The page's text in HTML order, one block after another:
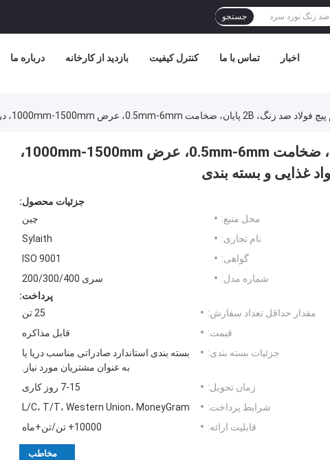
جستجو
درباره ما بازدید از کارخانه کنترل کیفیت تماس با ما اخبار
304 سیم پیچ فولاد ضد زنگ، 2B پایان، ضخامت 0.5mm-6mm، عرض 1000mm-1500mm،
غذایی و بسته بندی
جزئیات محصول:
محل منبع:
چین
نام تجاری:
Sylaith
گواهی:
ISO 9001
شماره مدل:
سری 200/300/400
پرداخت:
مقدار حداقل تعداد سفارش:
25 تن
قیمت:
قابل مذاکره
جزئیات بسته بندی:
بسته بندی استاندارد صادراتی مناسب دریا یا
به عنوان مشتریان مورد نیاز.
زمان تحویل:
7-15 روز کاری
شرایط پرداخت:
L/C، T/T، Western Union، MoneyGram
قابلیت ارائه:
10000+ تن/تن+ماه
مخاطب